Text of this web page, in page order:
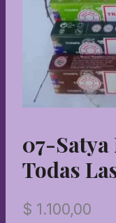
07-Satya
Todas
$ 1.100,00